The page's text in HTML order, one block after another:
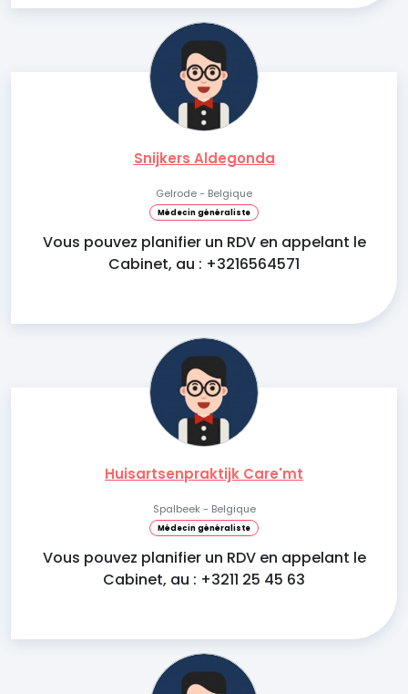
Snijkers Aldegonda
Gelrode - Belgique
Médecin généraliste
Vous pouvez planifier un RDV en appelant le
Cabinet, au : +3216564571
Huisartsenpraktijk Care'mt
Spalbeek - Belgique
Médecin généraliste
Vous pouvez planifier un RDV en appelant le
Cabinet, au : +3211 25 45 63